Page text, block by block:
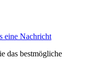
eine Nachricht
das bestmögliche